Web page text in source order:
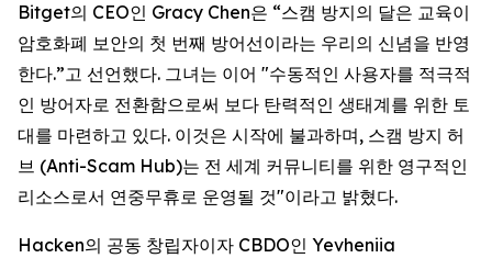
Bitget의 CEO인 Gracy Chen은 “스캠 방지의 달은 교육이
암호화폐 보안의 첫 번째 방어선이라는 우리의 신념을 반영
한다.”고 선언했다. 그녀는 이어 "수동적인 사용자를 적극적
인 방어자로 전환함으로써 보다 탄력적인 생태계를 위한 토
대를 마련하고 있다. 이것은 시작에 불과하며, 스캠 방지 허
브 (Anti-Scam Hub)는 전 세계 커뮤니티를 위한 영구적인
리소스로서 연중무휴로 운영될 것"이라고 밝혔다.
Hacken의 공동 창립자이자 CBDO인 Yevheniia